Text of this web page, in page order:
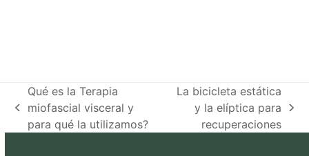
previous
post:
Qué es la Terapia
miofascial visceral y
para qué la utilizamos?
post:
La bicicleta estática
y la elíptica para
recuperaciones